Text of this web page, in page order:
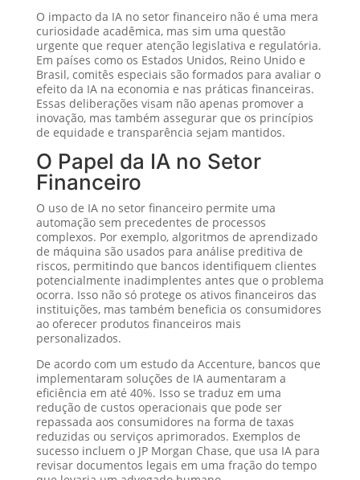
O impacto da IA no setor financeiro não é uma mera
curiosidade acadêmica, mas sim uma questão
urgente que requer atenção legislativa e regulatória.
Em países como os Estados Unidos, Reino Unido e
Brasil, comitês especiais são formados para avaliar o
efeito da IA na economia e nas práticas financeiras.
Essas deliberações visam não apenas promover a
inovação, mas também assegurar que os princípios
de equidade e transparência sejam mantidos.
O Papel da IA no Setor
Financeiro
O uso de IA no setor financeiro permite uma
automação sem precedentes de processos
complexos. Por exemplo, algoritmos de aprendizado
de máquina são usados para análise preditiva de
riscos, permitindo que bancos identifiquem clientes
potencialmente inadimplentes antes que o problema
ocorra. Isso não só protege os ativos financeiros das
instituições, mas também beneficia os consumidores
ao oferecer produtos financeiros mais
personalizados.
De acordo com um estudo da Accenture, bancos que
implementaram soluções de IA aumentaram a
eficiência em até 40%. Isso se traduz em uma
redução de custos operacionais que pode ser
repassada aos consumidores na forma de taxas
reduzidas ou serviços aprimorados. Exemplos de
sucesso incluem o JP Morgan Chase, que usa IA para
revisar documentos legais em uma fração do tempo